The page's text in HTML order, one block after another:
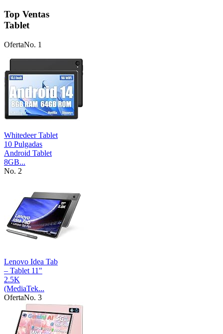
Top Ventas
Tablet
OfertaNo. 1
Whitedeer Tablet
10 Pulgadas
Android Tablet
8GB...
No. 2
Lenovo Idea Tab
– Tablet 11"
2.5K
(MediaTek...
OfertaNo. 3